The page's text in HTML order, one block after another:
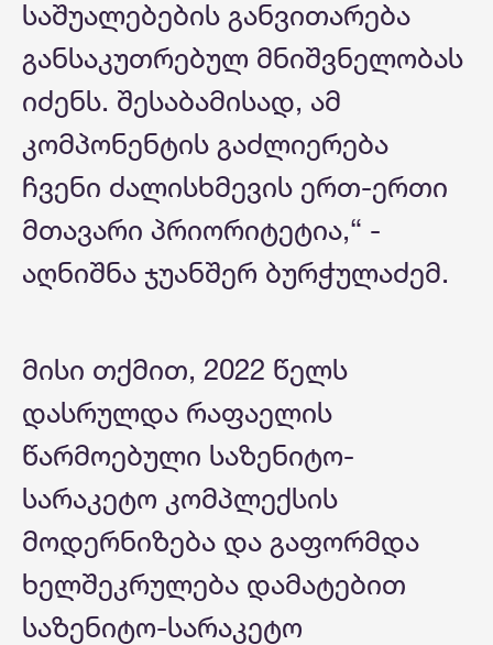
საშუალებების განვითარება
განსაკუთრებულ მნიშვნელობას
იძენს. შესაბამისად, ამ
კომპონენტის გაძლიერება
ჩვენი ძალისხმევის ერთ-ერთი
მთავარი პრიორიტეტია,“ -
აღნიშნა ჯუანშერ ბურჭულაძემ.
მისი თქმით, 2022 წელს
დასრულდა რაფაელის
წარმოებული საზენიტო-
სარაკეტო კომპლექსის
მოდერნიზება და გაფორმდა
ხელშეკრულება დამატებით
საზენიტო-სარაკეტო